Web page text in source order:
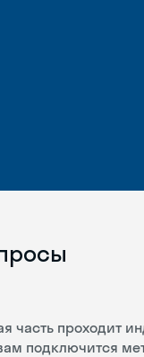
часть проходит
подключится